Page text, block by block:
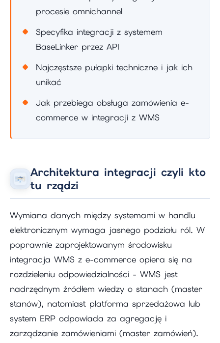
procesie omnichannel
Specyfika integracji z systemem
BaseLinker przez API
Najczęstsze pułapki techniczne i jak ich
unikać
Jak przebiega obsługa zamówienia e-
commerce w integracji z WMS
Architektura integracji czyli kto
tu rządzi
Wymiana danych między systemami w handlu
elektronicznym wymaga jasnego podziału ról. W
poprawnie zaprojektowanym środowisku
integracja WMS z e-commerce opiera się na
rozdzieleniu odpowiedzialności - WMS jest
nadrzędnym źródłem wiedzy o stanach (master
stanów), natomiast platforma sprzedażowa lub
system ERP odpowiada za agregację i
zarządzanie zamówieniami (master zamówień).